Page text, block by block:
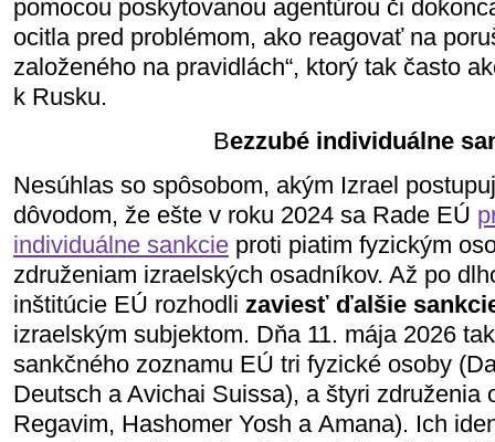
pomocou poskytovanou agentúrou či
ocitla pred problémom, ako reagovať na
založeného na pravidlách“, ktorý tak často
k Rusku.
Bezzubé individuálne
Nesúhlas so spôsobom, akým Izrael
dôvodom, že ešte v roku 2024 sa Rade EÚ
individuálne sankcie proti piatim fyzickým
združeniam izraelských osadníkov. Až po
inštitúcie EÚ rozhodli zaviesť ďalšie
izraelským subjektom. Dňa 11. mája 2026
sankčného zoznamu EÚ tri fyzické osoby
Deutsch a Avichai Suissa), a štyri združenia
Regavim, Hashomer Yosh a Amana). Ich